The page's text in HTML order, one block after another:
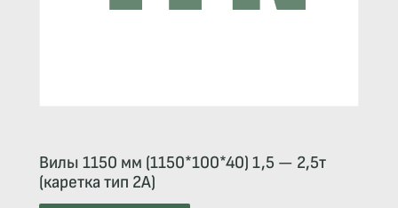
Вилы 1150 мм (1150*100*40) 1,5 — 2,5т
(каретка тип 2A)